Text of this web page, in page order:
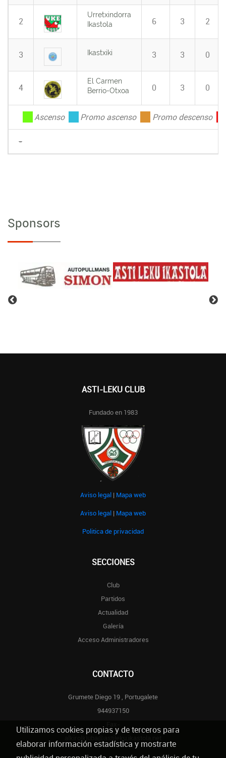
Ascenso Promo ascenso Promo descenso
-
2
Urretxindorra
Ikastola
6 3 2
3 Ikastxiki 3 3 0
4
El Carmen
Berrio-Otxoa
0 3 0
Sponsors
ASTI-LEKU CLUB
Fundado en 1983
Aviso legal | Mapa web
Aviso legal | Mapa web
Politica de privacidad
SECCIONES
Club
Partidos
Actualidad
Galería
Acceso Administradores
CONTACTO
Grumete Diego 19 , Portugalete
944937150
Utilizamos cookies propias y de terceros para
elaborar información estadística y mostrarte